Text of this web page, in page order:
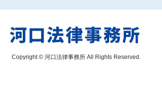
Copyright © 河口法律事務所 All Rights Reserved.